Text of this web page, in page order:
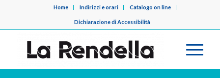
Home Indirizzi e orari Catalogo on line
Dichiarazione di Accessibilità